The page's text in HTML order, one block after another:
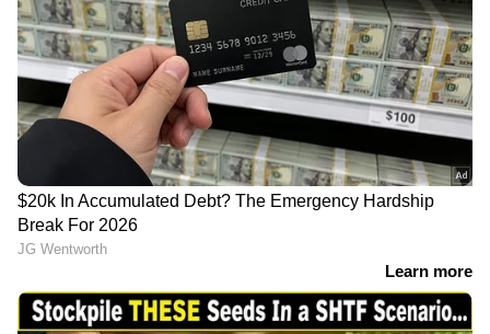
LATEST VIDEOS
ജാമ്യമെടുക്കാൻ സ്റ്റേഷനിലേക്ക്
മാസ്സ് എൻട്രി; ഒടുവിൽ